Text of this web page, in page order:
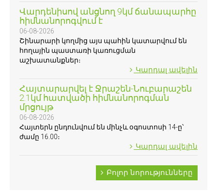
Վարդենիսով անցնող 9կմ ճանապարհը
հիմնանորոգվում է
06-08-2026
Շինարարի կողմից այս պահին կատարվում են
հողային պաստառի կառուցման
աշխատանքներ։
Կարդալ ավելին
Հայտարարվել է Ջրաշեն-Նուբարաշեն
2.1կմ հատվածի հիմնանորոգման
մրցույթ
06-08-2026
Հայտերն ընդունվում են մինչև օգոստոսի 14-ը՝
ժամը 16.00։
Կարդալ ավելին
Բոլոր նորությունները